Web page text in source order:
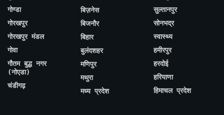
गोण्डा
गोरखपुर
गोरखपुर मंडल
गोवा
गौतम बुद्ध नगर
(नोएडा)
चंडीगढ़
बिज़नेस
बिजनौर
बिहार
बुलंदशहर
मणिपुर
मथुरा
मध्य प्रदेश
सुल्तानपुर
सोनभद्र
स्वास्थ्य
हमीरपुर
हरदोई
हरियाणा
हिमाचल प्रदेश